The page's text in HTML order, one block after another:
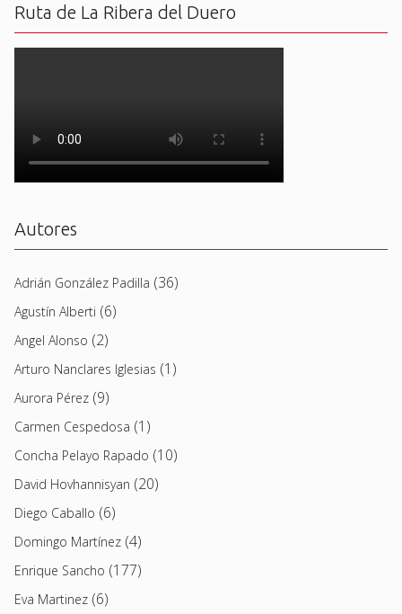
Ruta de La Ribera del Duero
Autores
Adrián González Padilla (36)
Agustín Alberti (6)
Angel Alonso (2)
Arturo Nanclares Iglesias (1)
Aurora Pérez (9)
Carmen Cespedosa (1)
Concha Pelayo Rapado (10)
David Hovhannisyan (20)
Diego Caballo (6)
Domingo Martínez (4)
Enrique Sancho (177)
Eva Martinez (6)